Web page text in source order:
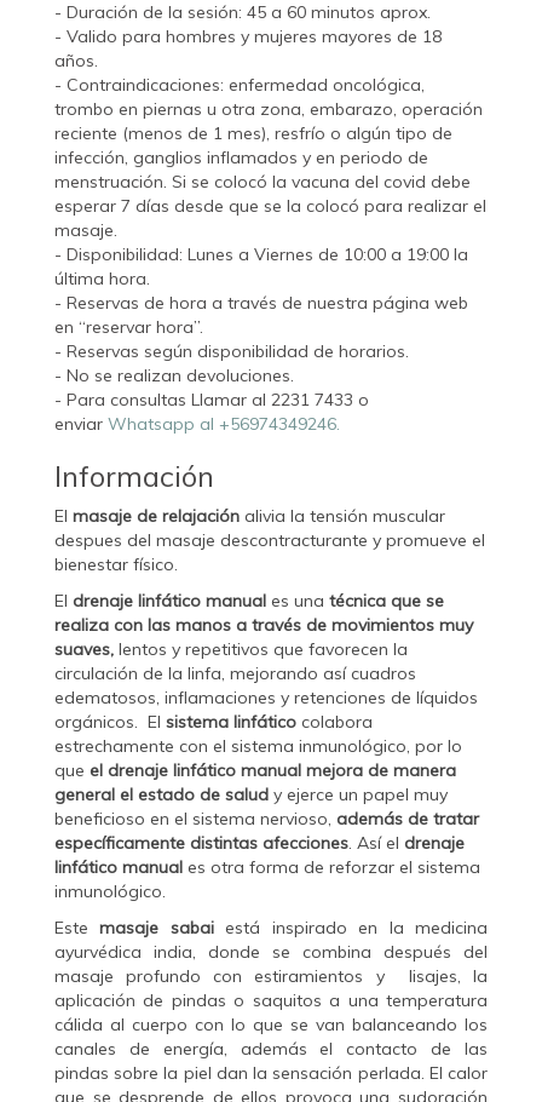
- Duración de la sesión: 45 a 60 minutos aprox.
- Valido para hombres y mujeres mayores de 18
años.
- Contraindicaciones: enfermedad oncológica,
trombo en piernas u otra zona, embarazo, operación
reciente (menos de 1 mes), resfrío o algún tipo de
infección, ganglios inflamados y en periodo de
menstruación. Si se colocó la vacuna del covid debe
esperar 7 días desde que se la colocó para realizar el
masaje.
- Disponibilidad: Lunes a Viernes de 10:00 a 19:00 la
última hora.
- Reservas de hora a través de nuestra página web
en “reservar hora”.
- Reservas según disponibilidad de horarios.
- No se realizan devoluciones.
- Para consultas Llamar al 2231 7433 o
enviar Whatsapp al +56974349246.
Información
El masaje de relajación alivia la tensión muscular
despues del masaje descontracturante y promueve el
bienestar físico.
El drenaje linfático manual es una técnica que se
realiza con las manos a través de movimientos muy
suaves, lentos y repetitivos que favorecen la
circulación de la linfa, mejorando así cuadros
edematosos, inflamaciones y retenciones de líquidos
orgánicos. El sistema linfático colabora
estrechamente con el sistema inmunológico, por lo
que el drenaje linfático manual mejora de manera
general el estado de salud y ejerce un papel muy
beneficioso en el sistema nervioso, además de tratar
específicamente distintas afecciones. Así el drenaje
linfático manual es otra forma de reforzar el sistema
inmunológico.
Estemasaje sabaiestá inspirado en la medicina
ayurvédica india, donde se combina después del
masaje profundo con estiramientos y lisajes, la
aplicación de pindas o saquitos a una temperatura
cálida al cuerpo con lo que se van balanceando los
canales de energía, además el contacto de las
pindas sobre la piel dan la sensación perlada. El calor
que se desprende de ellos provoca una sudoración